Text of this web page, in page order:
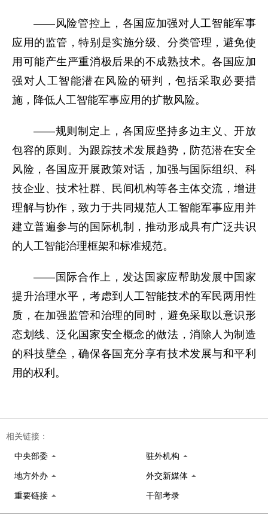
——风险管控上，各国应加强对人工智能军事
应用的监管，特别是实施分级、分类管理，避免使
用可能产生严重消极后果的不成熟技术。各国应加
强对人工智能潜在风险的研判，包括采取必要措
施，降低人工智能军事应用的扩散风险。
——规则制定上，各国应坚持多边主义、开放
包容的原则。为跟踪技术发展趋势，防范潜在安全
风险，各国应开展政策对话，加强与国际组织、科
技企业、技术社群、民间机构等各主体交流，增进
理解与协作，致力于共同规范人工智能军事应用并
建立普遍参与的国际机制，推动形成具有广泛共识
的人工智能治理框架和标准规范。
——国际合作上，发达国家应帮助发展中国家
提升治理水平，考虑到人工智能技术的军民两用性
质，在加强监管和治理的同时，避免采取以意识形
态划线、泛化国家安全概念的做法，消除人为制造
的科技壁垒，确保各国充分享有技术发展与和平利
用的权利。
相关链接：
中央部委 驻外机构
地方外办 外交新媒体
重要链接 干部考录